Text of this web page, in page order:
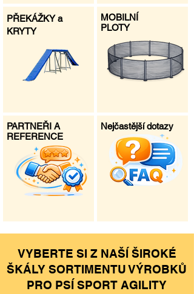
PŘEKÁŽKY a
KRYTY
PARTNEŘI A
REFERENCE
MOBILNÍ
PLOTY
Nejčastější dotazy
​VYBERTE SI Z NAŠÍ ŠIROKÉ
ŠKÁLY SORTIMENTU VÝROBKŮ
PRO PSÍ SPORT AGILITY